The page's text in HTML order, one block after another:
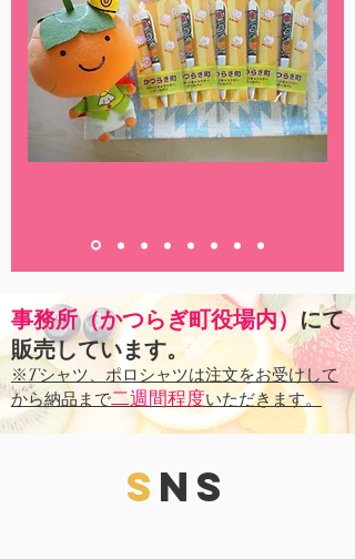
事務所（かつらぎ町役場内） にて
販売しています。
※Tシャツ、ポロシャツは注文をお受けして
から納品まで二週間程度いただきます。
S NS